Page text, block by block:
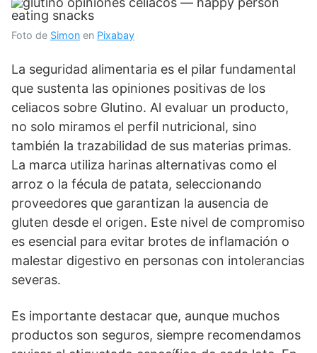
Foto de Simon en Pixabay
La seguridad alimentaria es el pilar fundamental
que sustenta las opiniones positivas de los
celiacos sobre Glutino. Al evaluar un producto,
no solo miramos el perfil nutricional, sino
también la trazabilidad de sus materias primas.
La marca utiliza harinas alternativas como el
arroz o la fécula de patata, seleccionando
proveedores que garantizan la ausencia de
gluten desde el origen. Este nivel de compromiso
es esencial para evitar brotes de inflamación o
malestar digestivo en personas con intolerancias
severas.
Es importante destacar que, aunque muchos
productos son seguros, siempre recomendamos